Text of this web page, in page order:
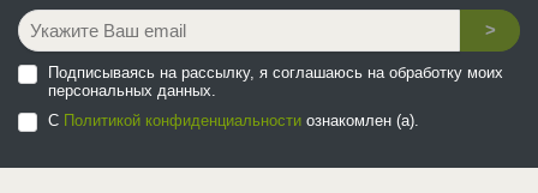
>
Подписываясь на рассылку, я соглашаюсь на обработку моих
персональных данных.
С Политикой конфиденциальности ознакомлен (а).